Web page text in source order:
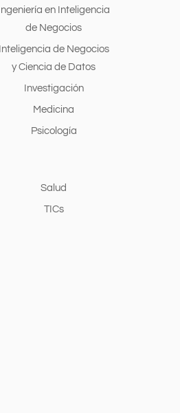
Ingeniería en Inteligencia
de Negocios
Inteligencia de Negocios
y Ciencia de Datos
Investigación
Medicina
Psicología
Salud
TICs